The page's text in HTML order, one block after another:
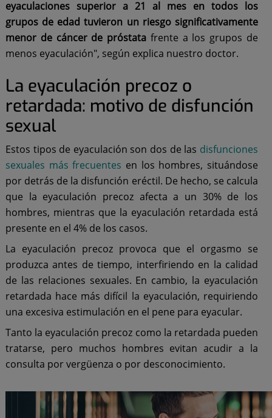
eyaculaciones superior a 21 al mes en todos los
grupos de edad tuvieron un riesgo significativamente
menor de cáncer de próstata frente a los grupos de
menos eyaculación", según explica nuestro doctor.
La eyaculación precoz o
retardada: motivo de disfunción
sexual
Estos tipos de eyaculación son dos de las disfunciones
sexuales más frecuentes en los hombres, situándose
por detrás de la disfunción eréctil. De hecho, se calcula
que la eyaculación precoz afecta a un 30% de los
hombres, mientras que la eyaculación retardada está
presente en el 4% de los casos.
La eyaculación precoz provoca que el orgasmo se
produzca antes de tiempo, interfiriendo en la calidad
de las relaciones sexuales. En cambio, la eyaculación
retardada hace más difícil la eyaculación, requiriendo
una excesiva estimulación en el pene para eyacular.
Tanto la eyaculación precoz como la retardada pueden
tratarse, pero muchos hombres evitan acudir a la
consulta por vergüenza o por desconocimiento.